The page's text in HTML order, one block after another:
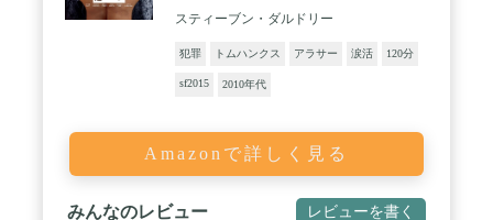
スティーブン・ダルドリー
犯罪 トムハンクス アラサー 涙活 120分
sf2015 2010年代
Amazonで詳しく見る
みんなのレビュー レビューを書く